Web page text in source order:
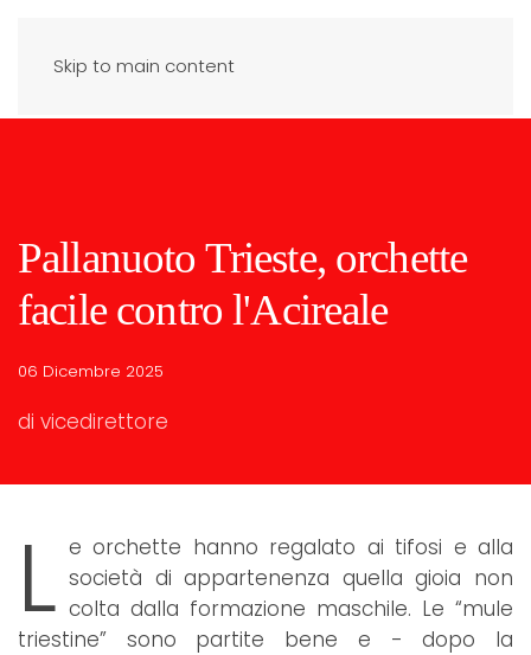
Skip to main content
Pallanuoto Trieste, orchette
facile contro l'Acireale
06 Dicembre 2025
di vicedirettore
L e orchette hanno regalato ai tifosi e alla
società di appartenenza quella gioia non
colta dalla formazione maschile. Le “mule
triestine” sono partite bene e - dopo la